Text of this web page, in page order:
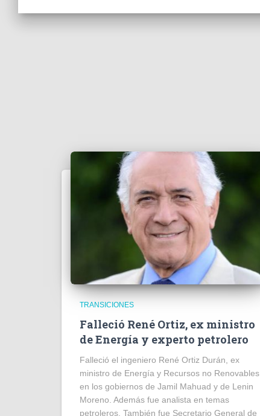
TRANSICIONES
Falleció René Ortiz, ex ministro
de Energía y experto petrolero
Falleció el ingeniero René Ortiz Durán, ex
ministro de Energía y Recursos no Renovables
en los gobiernos de Jamil Mahuad y de Lenin
Moreno. Además fue analista en temas
petroleros. También fue Secretario General de